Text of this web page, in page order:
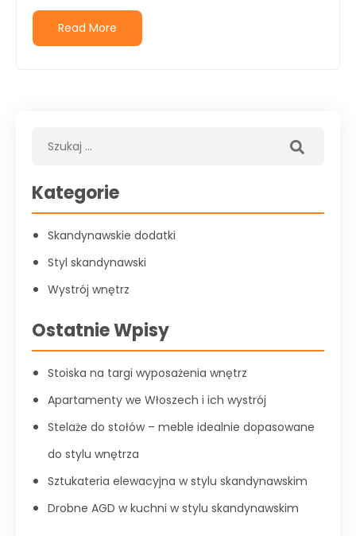
Read More
Kategorie
Skandynawskie dodatki
Styl skandynawski
Wystrój wnętrz
Ostatnie Wpisy
Stoiska na targi wyposażenia wnętrz
Apartamenty we Włoszech i ich wystrój
Stelaże do stołów – meble idealnie dopasowane
do stylu wnętrza
Sztukateria elewacyjna w stylu skandynawskim
Drobne AGD w kuchni w stylu skandynawskim